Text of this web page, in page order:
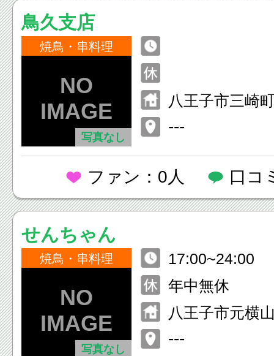
鳥久支店
焼鳥・串料理
写真なし
八王子市三崎
---
ファン：0人 口コ
せんちゃん
焼鳥・串料理
写真なし
17:00~24:00
年中無休
八王子市元横
---